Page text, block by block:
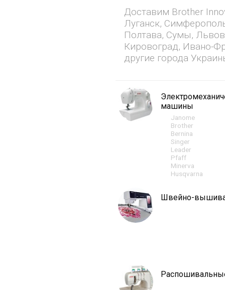
Доставим Brother
Луганск,
Полтава, Сумы,
Кировоград, Ивано-
другие города
машины
Janome
Brother
Bernina
Singer
Leader
Pfaff
Minerva
Husqvarna
Швейно-